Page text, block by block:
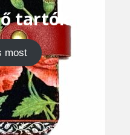
tartók
most